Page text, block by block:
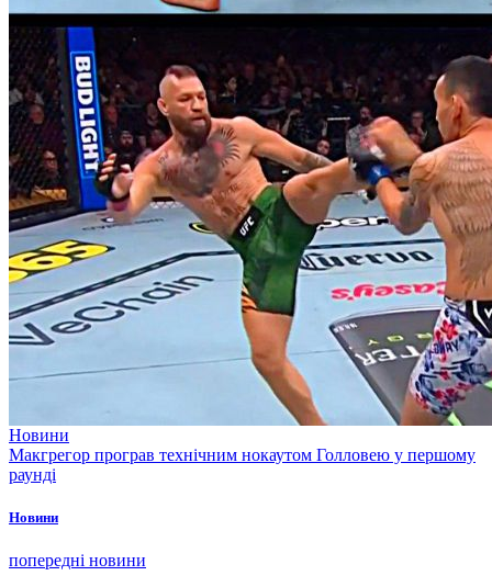
Новини
Макгрегор програв технічним нокаутом Голловею у першому
раунді
Новини
попередні новини